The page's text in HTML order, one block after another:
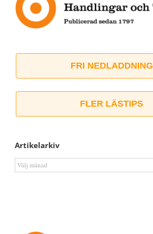
FRI NEDLADDNING
FLER LÄSTIPS
Artikelarkiv
Artikelarkiv